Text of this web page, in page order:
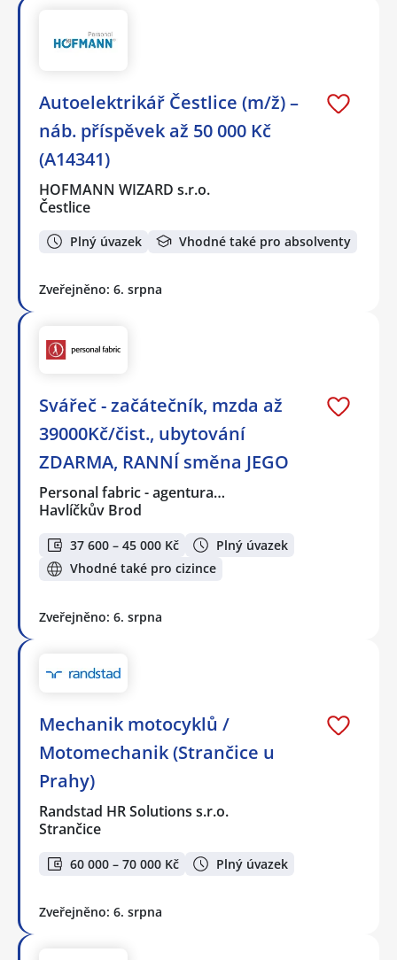
Autoelektrikář Čestlice (m/ž) –
náb. příspěvek až 50 000 Kč
(A14341)
HOFMANN WIZARD s.r.o.
Čestlice
Plný úvazek Vhodné také pro absolventy
Zveřejněno: 6. srpna
Svářeč - začátečník, mzda až
39000Kč/čist., ubytování
ZDARMA, RANNÍ směna JEGO
Personal fabric - agentura…
Havlíčkův Brod
37 600 – 45 000 Kč
Plný úvazek
Vhodné také pro cizince
Zveřejněno: 6. srpna
Mechanik motocyklů /
Motomechanik (Strančice u
Prahy)
Randstad HR Solutions s.r.o.
Strančice
60 000 – 70 000 Kč Plný úvazek
Zveřejněno: 6. srpna